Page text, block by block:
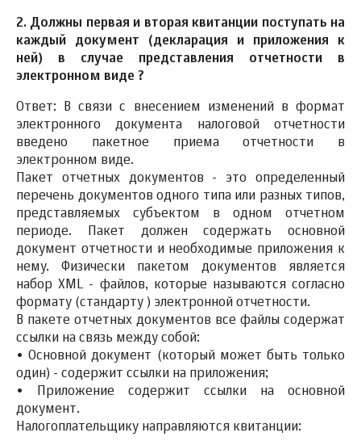
2. Должны первая и вторая квитанции поступать на
каждый документ (декларация и приложения к
ней) в случае представления отчетности в
электронном виде ?
Ответ: В связи с внесением изменений в формат
электронного документа налоговой отчетности
введено пакетное приема отчетности в
электронном виде.
Пакет отчетных документов - это определенный
перечень документов одного типа или разных типов,
представляемых субъектом в одном отчетном
периоде. Пакет должен содержать основной
документ отчетности и необходимые приложения к
нему. Физически пакетом документов является
набор XML - файлов, которые называются согласно
формату (стандарту ) электронной отчетности.
В пакете отчетных документов все файлы содержат
ссылки на связь между собой:
• Основной документ (который может быть только
один) - содержит ссылки на приложения;
• Приложение содержит ссылки на основной
документ.
Налогоплательщику направляются квитанции: